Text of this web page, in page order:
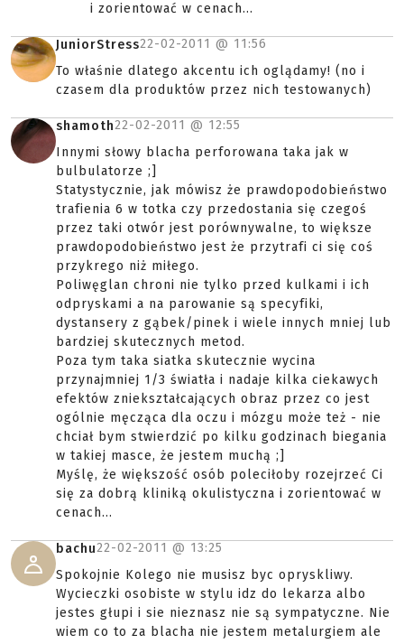
i zorientować w cenach...
JuniorStress22-02-2011 @ 11:56
To właśnie dlatego akcentu ich oglądamy! (no i
czasem dla produktów przez nich testowanych)
shamoth22-02-2011 @ 12:55
Innymi słowy blacha perforowana taka jak w
bulbulatorze ;]
Statystycznie, jak mówisz że prawdopodobieństwo
trafienia 6 w totka czy przedostania się czegoś
przez taki otwór jest porównywalne, to większe
prawdopodobieństwo jest że przytrafi ci się coś
przykrego niż miłego.
Poliwęglan chroni nie tylko przed kulkami i ich
odpryskami a na parowanie są specyfiki,
dystansery z gąbek/pinek i wiele innych mniej lub
bardziej skutecznych metod.
Poza tym taka siatka skutecznie wycina
przynajmniej 1/3 światła i nadaje kilka ciekawych
efektów zniekształcających obraz przez co jest
ogólnie męcząca dla oczu i mózgu może też - nie
chciał bym stwierdzić po kilku godzinach biegania
w takiej masce, że jestem muchą ;]
Myślę, że większość osób poleciłoby rozejrzeć Ci
się za dobrą kliniką okulistyczna i zorientować w
cenach...
bachu22-02-2011 @ 13:25
Spokojnie Kolego nie musisz byc opryskliwy.
Wycieczki osobiste w stylu idz do lekarza albo
jestes głupi i sie nieznasz nie są sympatyczne. Nie
wiem co to za blacha nie jestem metalurgiem ale